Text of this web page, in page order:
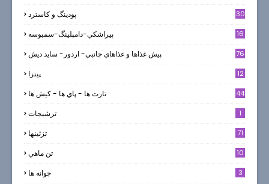
پودینگ و کاسترد 30
پيراشكي-دامپلينگ-سمبوسه 16
پيش غذاها و غذاهاي جانبي- اردور- سايد ديش 76
پیتزا 12
تارت ها - پاي ها - كيش ها 44
ترشيجات 1
تزئینها 71
تن ماهي 10
جوانه ها 3